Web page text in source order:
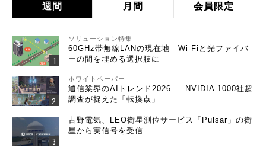
週間 月間 会員限定
ソリューション特集
60GHz帯無線LANの現在地 Wi-Fiと光ファイバ
ーの間を埋める選択肢に
ホワイトペーパー
通信業界のAIトレンド2026 ― NVIDIA 1000社超
調査が捉えた「転換点」
古野電気、LEO衛星測位サービス「Pulsar」の衛
星から実信号を受信